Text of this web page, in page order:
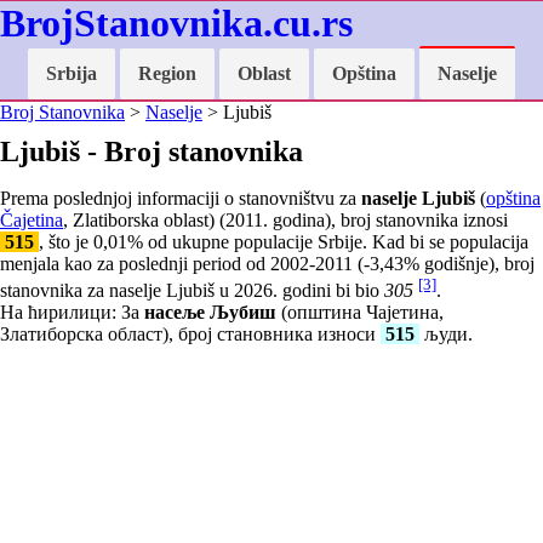
BrojStanovnika.cu.rs
Srbija Region Oblast Opština
Naselje
Broj Stanovnika > Naselje > Ljubiš
Ljubiš - Broj stanovnika
Prema poslednjoj informaciji o stanovništvu za naselje Ljubiš (opština
Čajetina, Zlatiborska oblast) (2011. godina), broj stanovnika iznosi
515 , što je 0,01% od ukupne populacije Srbije. Kad bi se populacija
menjala kao za poslednji period od 2002-2011 (-3,43% godišnje), broj
stanovnika za naselje Ljubiš u 2026. godini bi bio 305 [3].
На ћирилици: За насеље Љубиш (општина Чајетина,
Златиборска област), број становника износи 515 људи.